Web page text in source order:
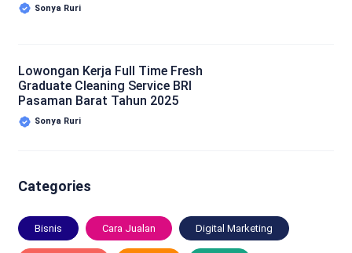
Sonya Ruri
Lowongan Kerja Full Time Fresh
Graduate Cleaning Service BRI
Pasaman Barat Tahun 2025
Sonya Ruri
Categories
Bisnis Cara Jualan Digital Marketing